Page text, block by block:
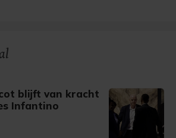
blijft van kracht
Infantino